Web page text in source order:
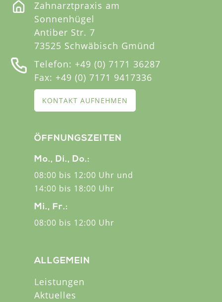
Zahnarztpraxis am
Sonnenhügel
Antiber Str. 7
73525 Schwäbisch Gmünd
Telefon: +49 (0) 7171 36287
Fax: +49 (0) 7171 9417336
KONTAKT AUFNEHMEN
ÖFFNUNGSZEITEN
Mo., Di., Do.:
08:00 bis 12:00 Uhr und
14:00 bis 18:00 Uhr
Mi., Fr.:
08:00 bis 12:00 Uhr
ALLGEMEIN
Leistungen
Aktuelles